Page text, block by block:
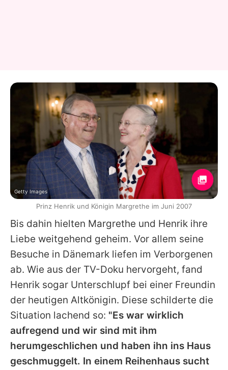
Bis dahin hielten Margrethe und Henrik ihre
Liebe weitgehend geheim. Vor allem seine
Besuche in Dänemark liefen im Verborgenen
ab. Wie aus der TV-Doku hervorgeht, fand
Henrik sogar Unterschlupf bei einer Freundin
der heutigen Altkönigin. Diese schilderte die
Situation lachend so: "Es war wirklich
aufregend und wir sind mit ihm
herumgeschlichen und haben ihn ins Haus
geschmuggelt. In einem Reihenhaus sucht
Getty Images
Prinz Henrik und Königin Margrethe im Juni 2007